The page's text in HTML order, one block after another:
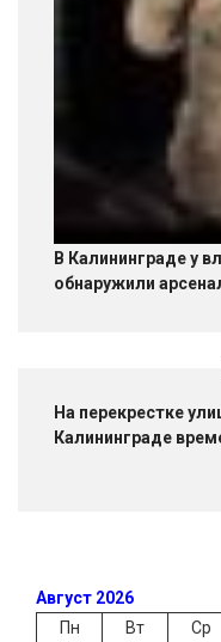
В Калининграде у
обнаружили
На перекрестке
Калининграде
Август 2026
Пн
Вт Ср